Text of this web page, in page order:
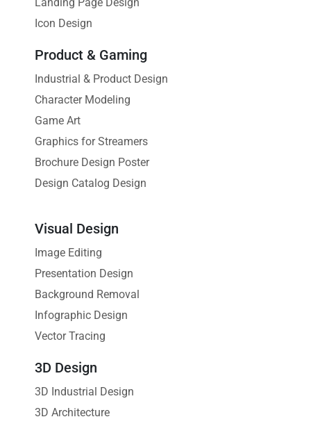
Icon Design
Product & Gaming
Industrial & Product Design
Character Modeling
Game Art
Graphics for Streamers
Brochure Design Poster
Design Catalog Design
Visual Design
Image Editing
Presentation Design
Background Removal
Infographic Design
Vector Tracing
3D Design
3D Industrial Design
3D Architecture